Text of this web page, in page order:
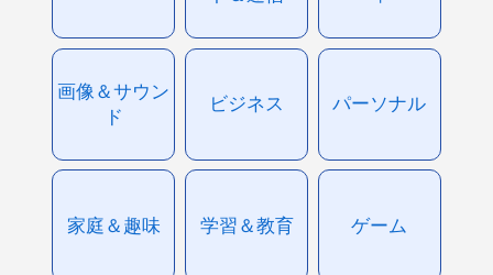
画像＆サウン
ド
ビジネス パーソナル
家庭＆趣味 学習＆教育 ゲーム